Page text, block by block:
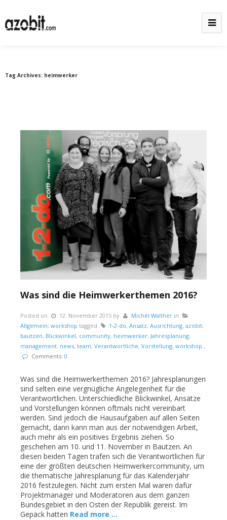
Tag Archives: heimwerker
Was sind die Heimwerkerthemen 2016?
Posted on 12. November 2015 by Michèl Walther in
Allgemein, workshop tagged 1-2-do, Ansatz, Ausrichtung, azobit,
bautzen, Blickwinkel, community, heimwerker, Jahresplanung,
management, news, team, Verantwortliche, Vorstellung, workshop ,
Comments: 0
Was sind die Heimwerkerthemen 2016? Jahresplanungen
sind selten eine vergnügliche Angelegenheit für die
Verantwortlichen. Unterschiedliche Blickwinkel, Ansätze
und Vorstellungen können oftmals nicht vereinbart
werden. Sind jedoch die Hausaufgaben auf allen Seiten
gemacht, dann kann man aus der notwendigen Arbeit,
auch mehr als ein positives Ergebnis ziehen. So
geschehen am 10. und 11. November in Bautzen. An
diesen beiden Tagen trafen sich die Verantwortlichen für
eine der größten deutschen Heimwerkercommunity, um
die thematische Jahresplanung für das Kalenderjahr
2016 festzulegen. Nicht zum ersten Mal waren dafür
Projektmanager und Moderatoren aus dem ganzen
Bundesgebiet in den Osten der Republik gereist. Im
Gepäck hatten Read more …